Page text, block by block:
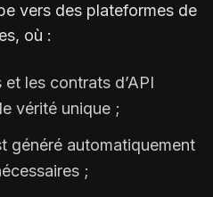
vers des plateformes de
où :
les contrats d’API
vérité unique ;
généré automatiquement
;